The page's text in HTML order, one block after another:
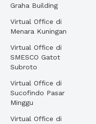
Graha Building
Virtual Office di
Menara Kuningan
Virtual Office di
SMESCO Gatot
Subroto
Virtual Office di
Sucofindo Pasar
Minggu
Virtual Office di